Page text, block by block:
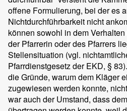
offene Formulierung, bei der es
Nichtdurchführbarkeit nicht
können sowohl in dem
der Pfarrerin oder des Pfarrers
Stellensituation (vgl.
Pfarrdienstgesetz der EKD, §
die Gründe, warum dem Kläger
zugewiesen werden konnte,
war auch der Umstand, dass